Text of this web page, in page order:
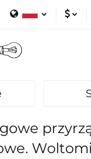
Polski
Zgody